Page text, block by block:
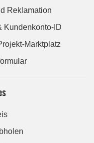
Reklamation
Kundenkonto-ID
Marktplatz